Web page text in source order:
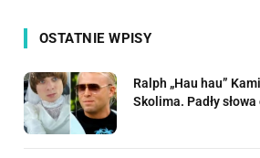
OSTATNIE WPISY
Ralph „Hau hau”
Skolima. Padły